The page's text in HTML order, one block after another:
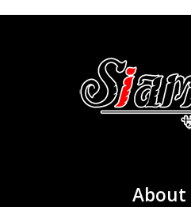
About